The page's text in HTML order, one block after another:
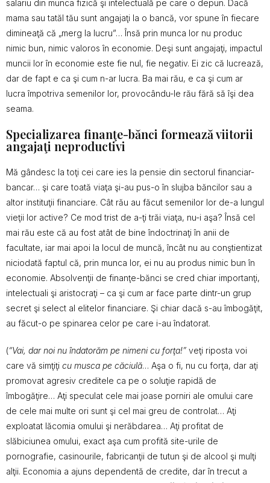
salariu din munca fizică şi intelectuală pe care o depun. Dacă
mama sau tatăl tău sunt angajaţi la o bancă, vor spune în fiecare
dimineaţă că „merg la lucru”… Însă prin munca lor nu produc
nimic bun, nimic valoros în economie. Deşi sunt angajaţi, impactul
muncii lor în economie este fie nul, fie negativ. Ei zic că lucrează,
dar de fapt e ca şi cum n-ar lucra. Ba mai rău, e ca şi cum ar
lucra împotriva semenilor lor, provocându-le rău fără să îşi dea
seama.
Specializarea finanţe-bănci formează viitorii
angajaţi neproductivi
Mă gândesc la toţi cei care ies la pensie din sectorul financiar-
bancar… şi care toată viaţa şi-au pus-o în slujba băncilor sau a
altor instituţii financiare. Cât rău au făcut semenilor lor de-a lungul
vieţii lor active? Ce mod trist de a-ţi trăi viaţa, nu-i aşa? Însă cel
mai rău este că au fost atât de bine îndoctrinaţi în anii de
facultate, iar mai apoi la locul de muncă, încât nu au conştientizat
niciodată faptul că, prin munca lor, ei nu au produs nimic bun în
economie. Absolvenţii de finanţe-bănci se cred chiar importanţi,
intelectuali şi aristocraţi – ca şi cum ar face parte dintr-un grup
secret şi select al elitelor financiare. Şi chiar dacă s-au îmbogăţit,
au făcut-o pe spinarea celor pe care i-au îndatorat.
(“Vai, dar noi nu îndatorăm pe nimeni cu forţa!” veţi riposta voi
care vă simţiţi cu musca pe căciulă… Aşa o fi, nu cu forţa, dar aţi
promovat agresiv creditele ca pe o soluţie rapidă de
îmbogăţire… Aţi speculat cele mai joase porniri ale omului care
de cele mai multe ori sunt şi cel mai greu de controlat… Aţi
exploatat lăcomia omului şi nerăbdarea… Aţi profitat de
slăbiciunea omului, exact aşa cum profită site-urile de
pornografie, casinourile, fabricanţii de tutun şi de alcool şi mulţi
alţii. Economia a ajuns dependentă de credite, dar în trecut a